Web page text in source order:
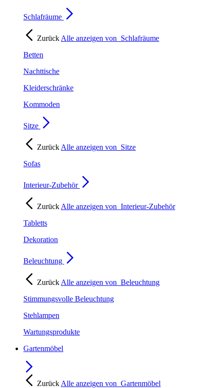
Schlafräume
Zurück Alle anzeigen von Schlafräume
Betten
Nachttische
Kleiderschränke
Kommoden
Sitze
Zurück Alle anzeigen von Sitze
Sofas
Interieur-Zubehör
Zurück Alle anzeigen von Interieur-Zubehör
Tabletts
Dekoration
Beleuchtung
Zurück Alle anzeigen von Beleuchtung
Stimmungsvolle Beleuchtung
Stehlampen
Wartungsprodukte
Gartenmöbel
Zurück Alle anzeigen von Gartenmöbel